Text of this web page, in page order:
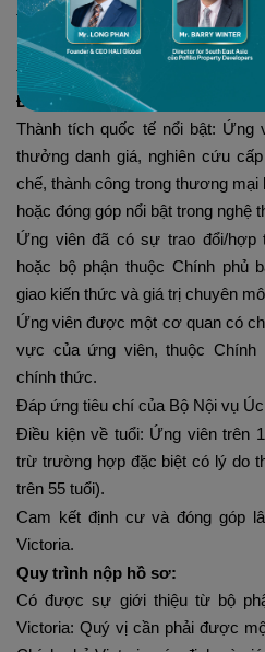
tâm sáng tạo, công nghệ, y sinh,
Hỗ trợ toàn diện: Các bộ ngành
từ bước giới thiệu, chuẩn bị hồ sơ
Điều kiện cơ bản để được đề cử:
Thành tích quốc tế nổi bật: Ứng
thưởng danh giá, nghiên cứu
chế, thành công trong thương mại
hoặc đóng góp nổi bật trong nghệ
Ứng viên đã có sự trao đổi/
hoặc bộ phận thuộc Chính phủ
giao kiến thức và giá trị chuyên
Ứng viên được một cơ quan có
vực của ứng viên, thuộc Chính
chính thức.
Đáp ứng tiêu chí của Bộ Nội vụ
Điều kiện về tuổi: Ứng viên trên
trừ trường hợp đặc biệt có lý do
trên 55 tuổi).
Cam kết định cư và đóng góp
Victoria.
Quy trình nộp hồ sơ:
Có được sự giới thiệu từ bộ
Victoria: Quý vị cần phải được